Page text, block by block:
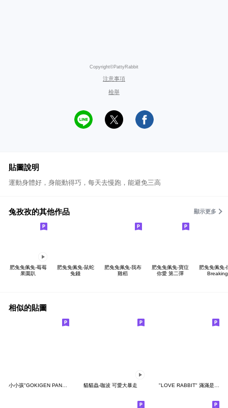
Copyright©PattyRabbit
注意事項
檢舉
貼圖說明
運動身體好，身能動得巧，每天去慢跑，能避免三高
兔孜孜的其他作品 顯示更多
肥兔兔佩兔-莓莓
果園趴
肥兔兔佩兔-鼠蛇
兔錢
肥兔兔佩兔-我布
雞稻
肥兔兔佩兔-寶症
你愛 第二彈
肥兔兔佩兔-
Breaking
相似的貼圖
小小孩"GOKIGEN PANDA" 台灣版 貓貓蟲-咖波 可愛大暴走 "LOVE RABBIT" 滿滿是愛 台灣版